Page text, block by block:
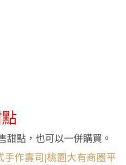
甜點，也可以一併購買。